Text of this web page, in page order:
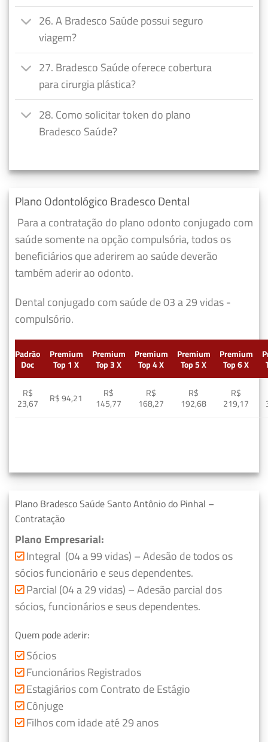
26. A Bradesco Saúde possui seguro
viagem?
27. Bradesco Saúde oferece cobertura
para cirurgia plástica?
28. Como solicitar token do plano
Bradesco Saúde?
Plano Odontológico Bradesco Dental
Para a contratação do plano odonto conjugado com
saúde somente na opção compulsória, todos os
beneficiários que aderirem ao saúde deverão
também aderir ao odonto.
Dental conjugado com saúde de 03 a 29 vidas -
compulsório.
Padrão
Doc
Premium
Top 1 X
Premium
Top 3 X
Premium
Top 4 X
Premium
Top 5 X
Premium
Top 6 X
R$
23,67
R$ 94,21
R$
145,77
R$
168,27
R$
192,68
R$
219,17
Plano Bradesco Saúde Santo Antônio do Pinhal –
Contratação
Plano Empresarial:
Integral (04 a 99 vidas) – Adesão de todos os
sócios funcionário e seus dependentes.
Parcial (04 a 29 vidas) – Adesão parcial dos
sócios, funcionários e seus dependentes.
Quem pode aderir:
Sócios
Funcionários Registrados
Estagiários com Contrato de Estágio
Cônjuge
Filhos com idade até 29 anos